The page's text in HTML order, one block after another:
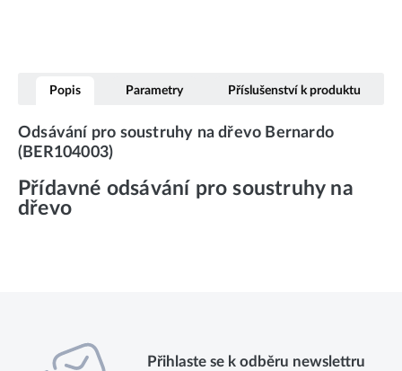
Popis Parametry Příslušenství k produktu
Odsávání pro soustruhy na dřevo Bernardo
(BER104003)
Přídavné odsávání pro soustruhy na
dřevo
Přihlaste se k odběru newslettru